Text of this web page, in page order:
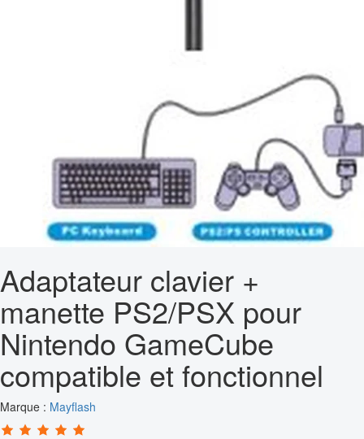
Adaptateur clavier +
manette PS2/PSX pour
Nintendo GameCube
compatible et fonctionnel
Marque : Mayflash